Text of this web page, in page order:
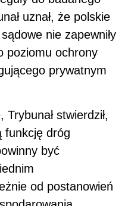
uznał, że polskie
nie zapewniły
poziomu ochrony
prywatnym
stwierdził,
funkcję dróg
być
od postanowień